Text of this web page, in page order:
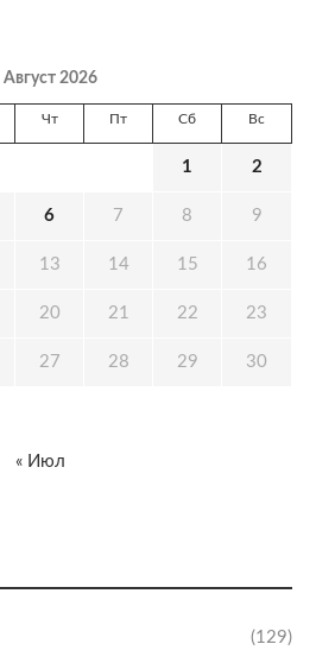
(129)
Август 2026
Чт Пт Сб Вс
1 2
6 7 8 9
13 14 15 16
20 21 22 23
27 28 29 30
« Июл